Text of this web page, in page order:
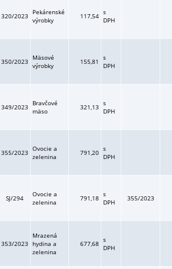
320/2023
Pekárenské
výrobky
117,54 s
DPH
350/2023
Mäsové
výrobky
155,81
s
DPH
349/2023
Bravčové
mäso
321,13 s
DPH
355/2023 Ovocie a
zelenina
791,20 s
DPH
SJ/294
Ovocie a
zelenina
791,18 s
DPH
355/2023
353/2023
Mrazená
hydina a
zelenina
677,68 s
DPH